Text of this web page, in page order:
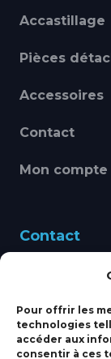
Pour offrir les
technologies
accéder aux
consentir à ces
Accastillage
Pièces
Accessoires
Contact
Mon compte
Contact
460